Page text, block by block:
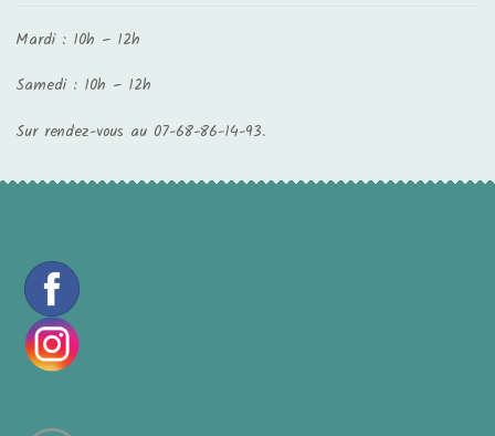
Mardi : 10h – 12h
Samedi : 10h – 12h
Sur rendez-vous au 07-68-86-14-93.